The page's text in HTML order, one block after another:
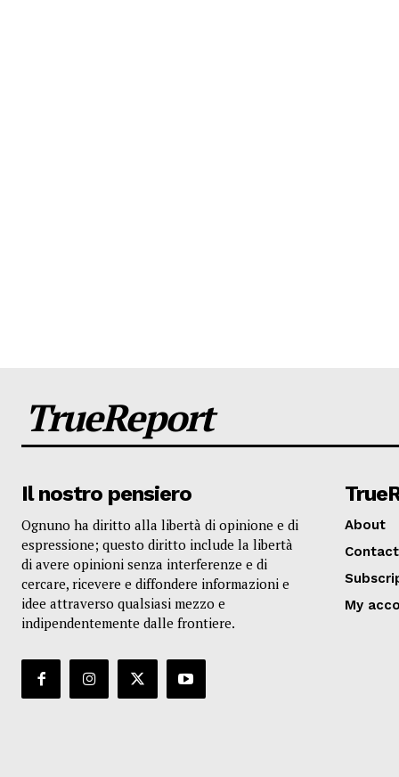
TrueReport
Il nostro pensiero
Ognuno ha diritto alla libertà di opinione e di
espressione; questo diritto include la libertà
di avere opinioni senza interferenze e di
cercare, ricevere e diffondere informazioni e
idee attraverso qualsiasi mezzo e
indipendentemente dalle frontiere.
About
My